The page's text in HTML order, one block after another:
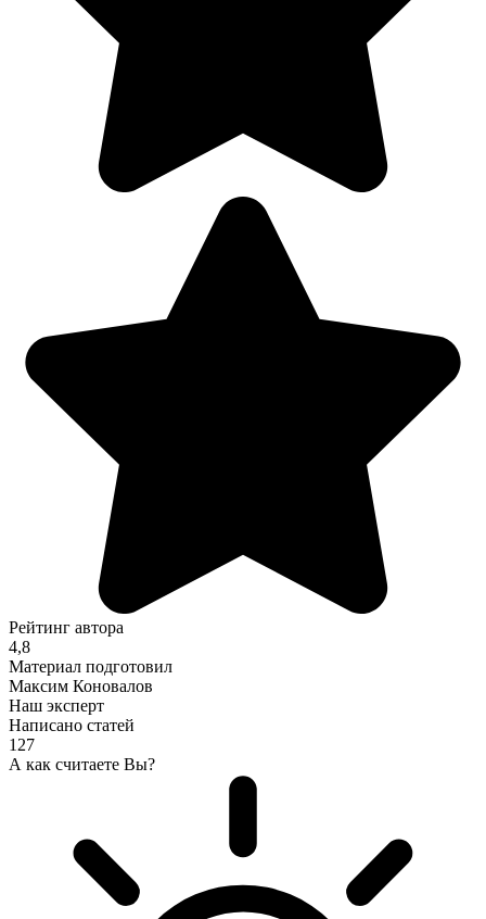
Рейтинг автора
4,8
Материал подготовил
Максим Коновалов
Наш эксперт
Написано статей
127
А как считаете Вы?